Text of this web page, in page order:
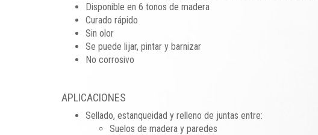
Disponible en 6 tonos de madera
Curado rápido
Sin olor
Se puede lijar, pintar y barnizar
No corrosivo
APLICACIONES
Sellado, estanqueidad y relleno de juntas entre:
Suelos de madera y paredes